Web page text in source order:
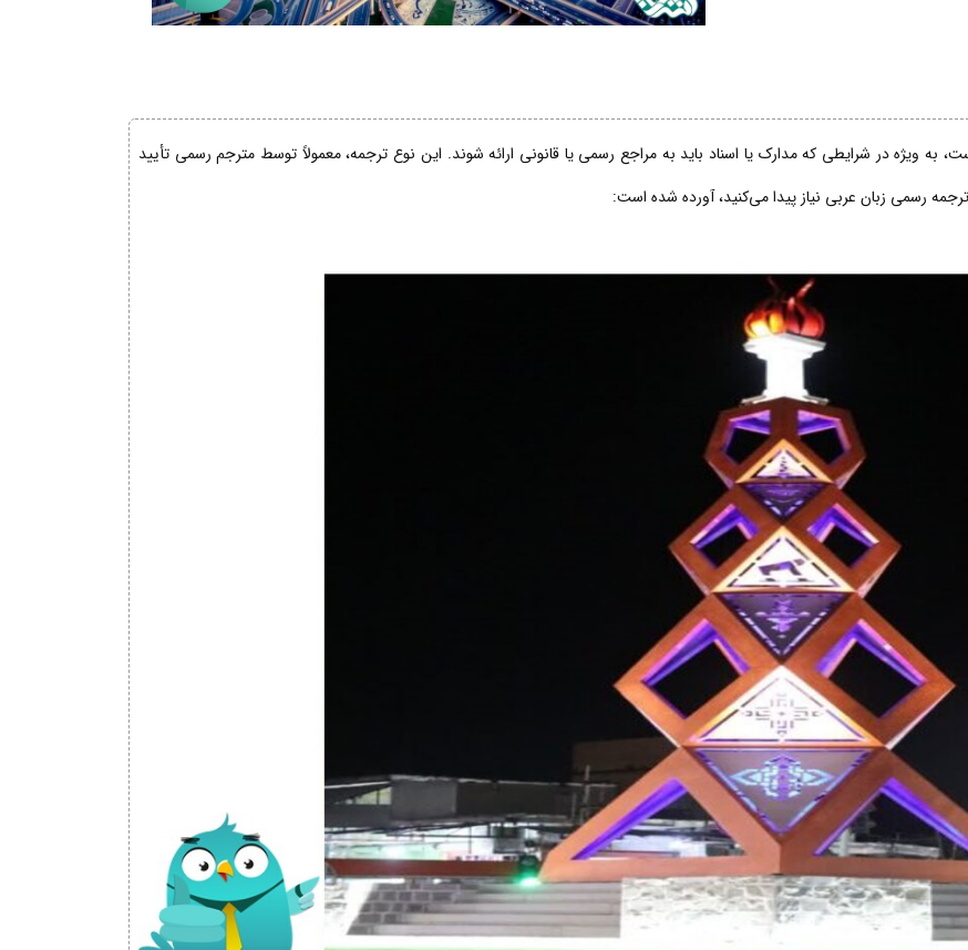
به ویژه در شرایطی که مدارک یا اسناد باید به مراجع رسمی یا قانونی ارائه شوند. این نوع ترجمه، معمولاً توسط مترجم رسمی تأیید
رسمی زبان عربی نیاز پیدا می‌کنید، آورده شده است: